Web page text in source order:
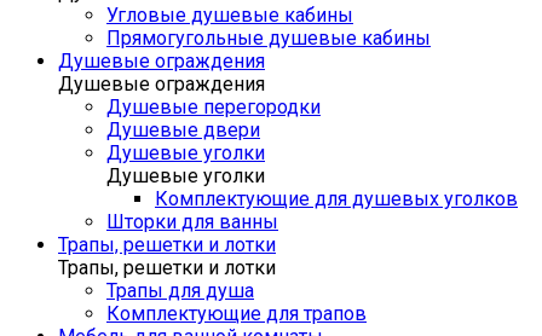
Угловые душевые кабины
Прямогугольные душевые кабины
Душевые ограждения
Душевые ограждения
Душевые перегородки
Душевые двери
Душевые уголки
Душевые уголки
Комплектующие для душевых уголков
Шторки для ванны
Трапы, решетки и лотки
Трапы, решетки и лотки
Трапы для душа
Комплектующие для трапов